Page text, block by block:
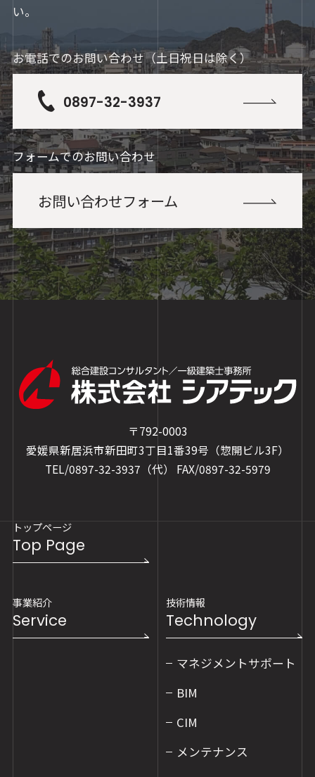
い。
お電話でのお問い合わせ（土日祝日は除く）
0897-32-3937
フォームでのお問い合わせ
お問い合わせフォーム
〒792-0003
愛媛県新居浜市新田町3丁目1番39号（惣開ビル3F）
TEL/0897-32-3937（代）
FAX/0897-32-5979
トップページ
Top Page
事業紹介
Service
技術情報
Technology
マネジメントサポート
BIM
メンテナンス
CIM